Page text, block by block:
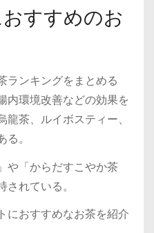
すすめのお
ランキングをまとめる
内環境改善などの効果を
茶、ルイボスティー、
。
や「からだすこやか茶
れている。
におすすめなお茶を紹介